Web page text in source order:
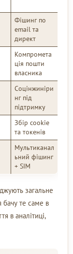
Фішинг по
email та
директ
Компромета
ція пошти
власника
Соцінжиніри
нг під
підтримку
Збір cookie
та токенів
Мультиканал
ьний фішинг
+ SIM
загальне
бачу те саме в
в аналітиці,